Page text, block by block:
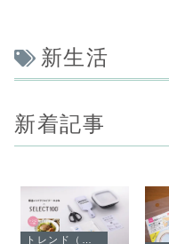
新生活
新着記事